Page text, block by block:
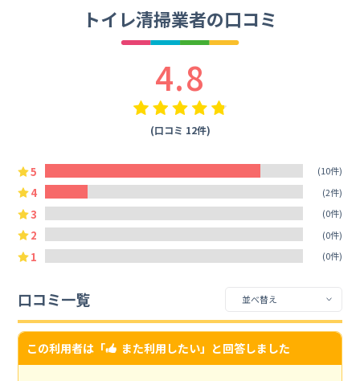
トイレ清掃業者の口コミ
4.8
(口コミ 12件)
5 (10件)
4 (2件)
3 (0件)
2 (0件)
1 (0件)
口コミ一覧
この利用者は「 また利用したい」と回答しました